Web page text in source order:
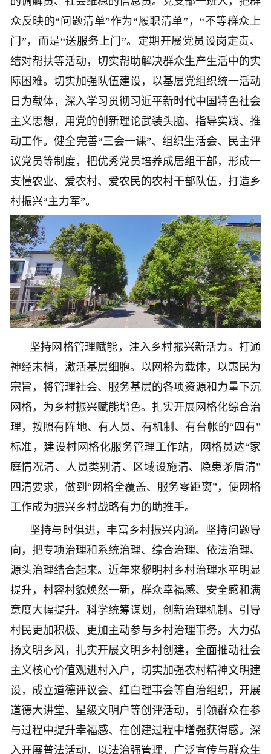
众反映的“问题清单”作为“履职清单”，“不等群众上
门”，而是“送服务上门”。定期开展党员设岗定责、
结对帮扶等活动，切实帮助解决群众生产生活中的实
际困难。切实加强队伍建设，以基层党组织统一活动
日为载体，深入学习贯彻习近平新时代中国特色社会
主义思想，用党的创新理论武装头脑、指导实践、推
动工作。健全完善“三会一课”、组织生活会、民主评
议党员等制度，把优秀党员培养成居组干部，形成一
支懂农业、爱农村、爱农民的农村干部队伍，打造乡
村振兴“主力军”。
坚持网格管理赋能，注入乡村振兴新活力。打通
神经末梢，激活基层细胞。以网格为载体，以惠民为
宗旨，将管理社会、服务基层的各项资源和力量下沉
网格，为乡村振兴赋能增色。扎实开展网格化综合治
理，按照有阵地、有人员、有机制、有台帐的“四有”
标准，建设村网格化服务管理工作站，网格员达“家
庭情况清、人员类别清、区域设施清、隐患矛盾清”
四清要求，做到“网格全覆盖、服务零距离”，使网格
工作成为振兴乡村战略有力的助推手。
坚持与时俱进，丰富乡村振兴内涵。坚持问题导
向，把专项治理和系统治理、综合治理、依法治理、
源头治理结合起来。近年来黎明村乡村治理水平明显
提升，村容村貌焕然一新，群众幸福感、安全感和满
意度大幅提升。科学统筹谋划，创新治理机制。引导
村民更加积极、更加主动参与乡村治理事务。大力弘
扬文明乡风，扎实开展文明乡村创建，全面推动社会
主义核心价值观进村入户，切实加强农村精神文明建
设，成立道德评议会、红白理事会等自治组织，开展
道德大讲堂、星级文明户等创评活动，引领群众在参
与过程中提升幸福感、在创建过程中增强获得感。深
入开展普法活动，以法治强管理，广泛宣传与群众生